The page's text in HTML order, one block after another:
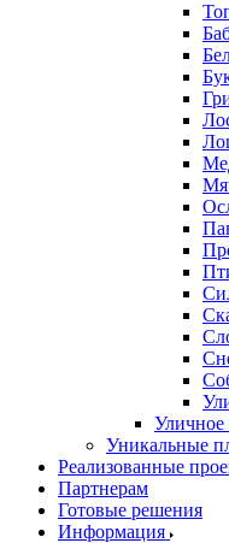
Уличное
Уникальные
Реализованные
Партнерам
Готовые решения
Информация